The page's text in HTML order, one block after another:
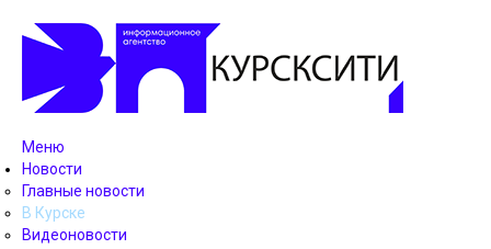
Меню
Новости
Главные новости
В Курске
Видеоновости